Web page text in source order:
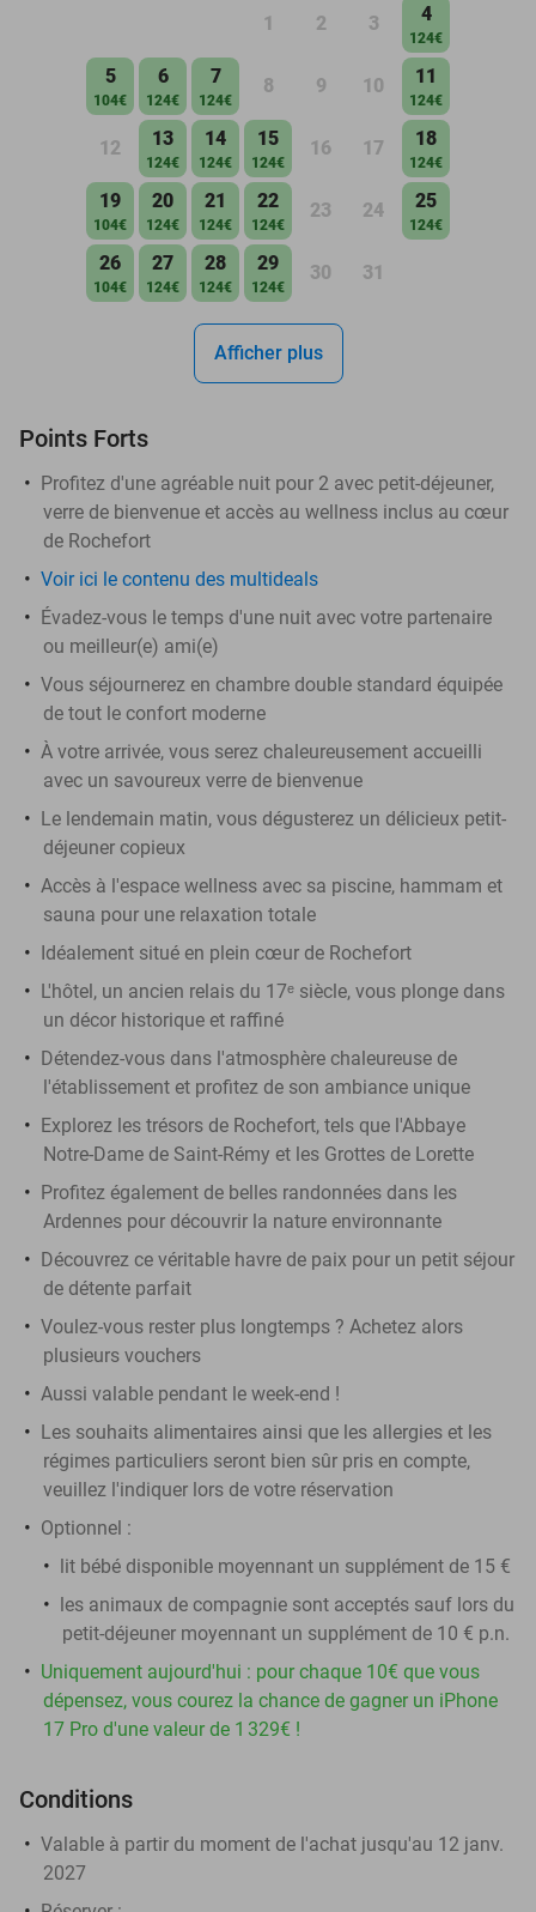
1 2 3 4
124€
5
104€
6
124€
7
124€
8 9 10 11
124€
12 13
124€
14
124€
15
124€
16 17 18
124€
19
104€
20
124€
21
124€
22
124€
23 24 25
124€
26
104€
27
124€
28
124€
29
124€
30 31
Afficher plus
Points Forts
Profitez d'une agréable nuit pour 2 avec petit-déjeuner,
verre de bienvenue et accès au wellness inclus au cœur
de Rochefort
Voir ici le contenu des multideals
Évadez-vous le temps d'une nuit avec votre partenaire
ou meilleur(e) ami(e)
Vous séjournerez en chambre double standard équipée
de tout le confort moderne
À votre arrivée, vous serez chaleureusement accueilli
avec un savoureux verre de bienvenue
Le lendemain matin, vous dégusterez un délicieux petit-
déjeuner copieux
Accès à l'espace wellness avec sa piscine, hammam et
sauna pour une relaxation totale
Idéalement situé en plein cœur de Rochefort
L'hôtel, un ancien relais du 17ᵉ siècle, vous plonge dans
un décor historique et raffiné
Détendez-vous dans l'atmosphère chaleureuse de
l'établissement et profitez de son ambiance unique
Explorez les trésors de Rochefort, tels que l'Abbaye
Notre-Dame de Saint-Rémy et les Grottes de Lorette
Profitez également de belles randonnées dans les
Ardennes pour découvrir la nature environnante
Découvrez ce véritable havre de paix pour un petit séjour
de détente parfait
Voulez-vous rester plus longtemps ? Achetez alors
plusieurs vouchers
Aussi valable pendant le week-end !
Les souhaits alimentaires ainsi que les allergies et les
régimes particuliers seront bien sûr pris en compte,
veuillez l'indiquer lors de votre réservation
Optionnel :
lit bébé disponible moyennant un supplément de 15 €
les animaux de compagnie sont acceptés sauf lors du
petit-déjeuner moyennant un supplément de 10 € p.n.
Uniquement aujourd'hui : pour chaque 10€ que vous
dépensez, vous courez la chance de gagner un iPhone
17 Pro d'une valeur de 1 329€ !
Conditions
Valable à partir du moment de l'achat jusqu'au 12 janv.
2027